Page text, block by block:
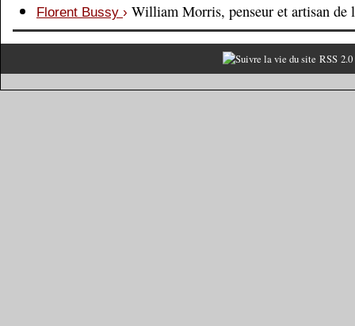
Florent Bussy › William Morris, penseur et artisan de
RSS 2.0